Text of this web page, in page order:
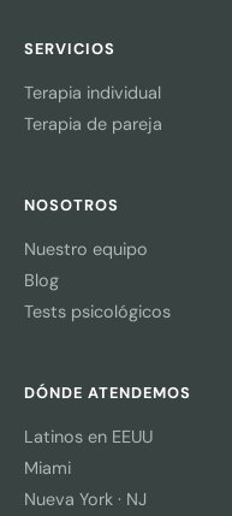
SERVICIOS
Terapia individual
Terapia de pareja
NOSOTROS
Nuestro equipo
Blog
Tests psicológicos
DÓNDE ATENDEMOS
Latinos en EEUU
Miami
Nueva York · NJ